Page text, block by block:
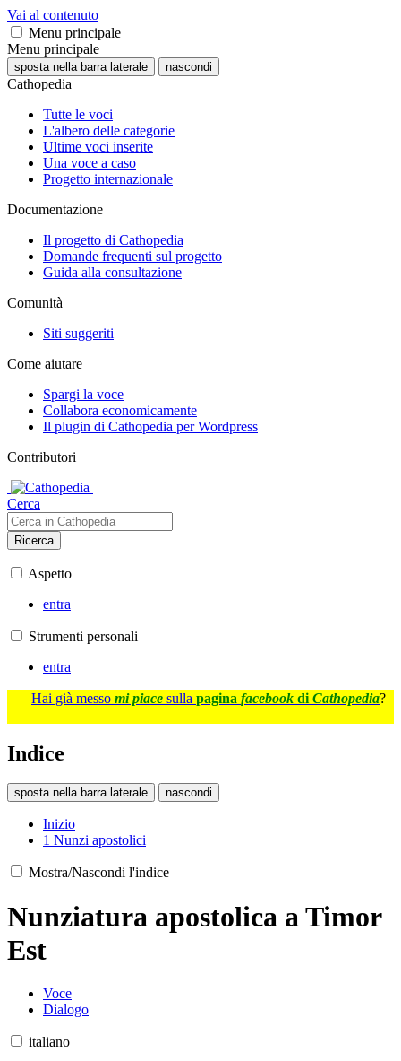
Vai al contenuto
Menu principale
Menu principale
sposta nella barra laterale nascondi
Cathopedia
Tutte le voci
L'albero delle categorie
Ultime voci inserite
Una voce a caso
Progetto internazionale
Documentazione
Il progetto di Cathopedia
Domande frequenti sul progetto
Guida alla consultazione
Comunità
Siti suggeriti
Come aiutare
Spargi la voce
Collabora economicamente
Il plugin di Cathopedia per Wordpress
Contributori
Cerca
Ricerca
Aspetto
entra
Strumenti personali
entra
Hai già messo mi piace sulla pagina facebook di Cathopedia?
Indice
sposta nella barra laterale nascondi
Inizio
1 Nunzi apostolici
Mostra/Nascondi l'indice
Nunziatura apostolica a Timor
Est
Voce
Dialogo
italiano